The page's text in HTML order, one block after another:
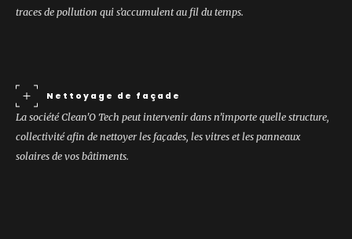
traces de pollution qui s’accumulent au fil du temps.
Nettoyage de façade
La société Clean'O Tech peut intervenir dans n’importe quelle structure,
collectivité afin de nettoyer les façades, les vitres et les panneaux
solaires de vos bâtiments.